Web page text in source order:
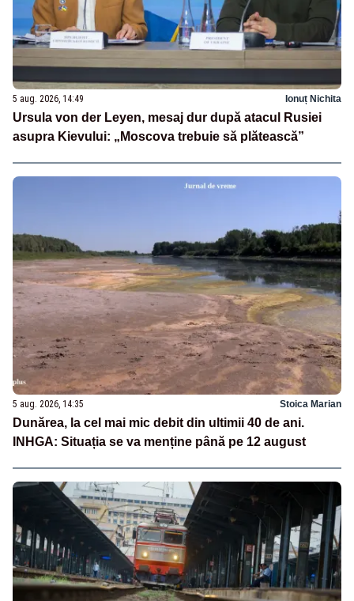
5 aug. 2026, 14:49 Ionuț Nichita
Ursula von der Leyen, mesaj dur după atacul Rusiei
asupra Kievului: „Moscova trebuie să plătească”
5 aug. 2026, 14:35 Stoica Marian
Dunărea, la cel mai mic debit din ultimii 40 de ani.
INHGA: Situația se va menține până pe 12 august